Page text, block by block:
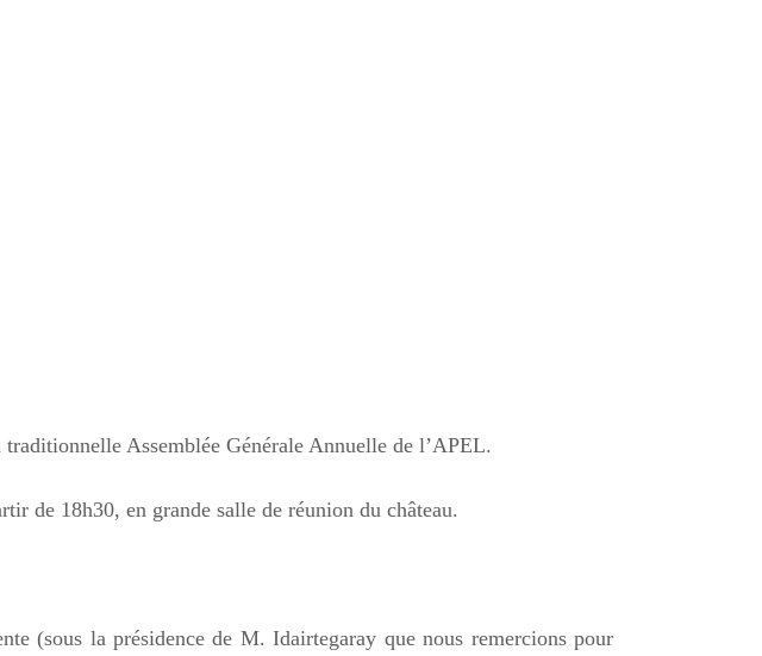
Assemblée Générale Annuelle de l’APEL.
de 18h30, en grande salle de réunion du château.
(sous la présidence de M. Idairtegaray que nous remercions pour